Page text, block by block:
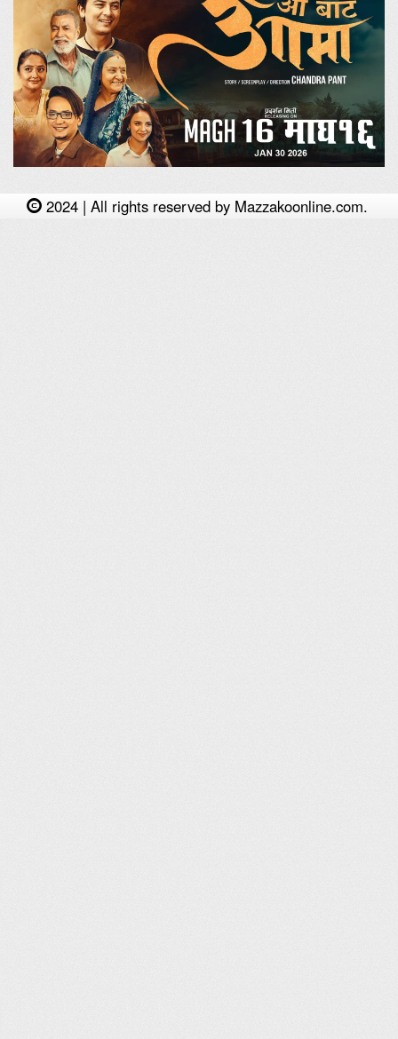
2024 | All rights reserved by Mazzakoonline.com.